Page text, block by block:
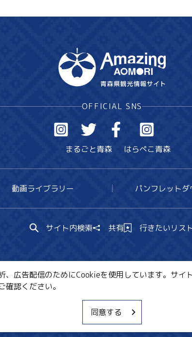
OFFICIAL SNS
まるごと青森 はらぺこ青森
動画ライブラリー パンフレットダ
サイト内検索 共有 行きたいリス
・教育・観光事業者の皆様へ サイトポリシー
広告配信のためにCookieを使用しています。サイ
確認ください。
同意する